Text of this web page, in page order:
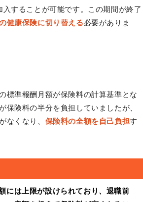
することが可能です。この期間が終了
健康保険に切り替える必要がありま
標準報酬月額が保険料の計算基準とな
保険料の半分を負担していましたが、
なくなり、 保険料の全額を自己負担す
には上限が設けられており、退職前